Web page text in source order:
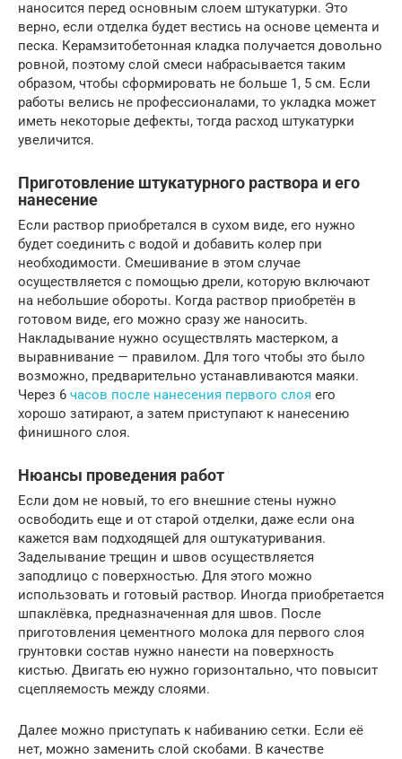
наносится перед основным слоем штукатурки. Это
верно, если отделка будет вестись на основе цемента и
песка. Керамзитобетонная кладка получается довольно
ровной, поэтому слой смеси набрасывается таким
образом, чтобы сформировать не больше 1, 5 см. Если
работы велись не профессионалами, то укладка может
иметь некоторые дефекты, тогда расход штукатурки
увеличится.
Приготовление штукатурного раствора и его
нанесение
Если раствор приобретался в сухом виде, его нужно
будет соединить с водой и добавить колер при
необходимости. Смешивание в этом случае
осуществляется с помощью дрели, которую включают
на небольшие обороты. Когда раствор приобретён в
готовом виде, его можно сразу же наносить.
Накладывание нужно осуществлять мастерком, а
выравнивание — правилом. Для того чтобы это было
возможно, предварительно устанавливаются маяки.
Через 6 часов после нанесения первого слоя его
хорошо затирают, а затем приступают к нанесению
финишного слоя.
Нюансы проведения работ
Если дом не новый, то его внешние стены нужно
освободить еще и от старой отделки, даже если она
кажется вам подходящей для оштукатуривания.
Заделывание трещин и швов осуществляется
заподлицо с поверхностью. Для этого можно
использовать и готовый раствор. Иногда приобретается
шпаклёвка, предназначенная для швов. После
приготовления цементного молока для первого слоя
грунтовки состав нужно нанести на поверхность
кистью. Двигать ею нужно горизонтально, что повысит
сцепляемость между слоями.
Далее можно приступать к набиванию сетки. Если её
нет, можно заменить слой скобами. В качестве